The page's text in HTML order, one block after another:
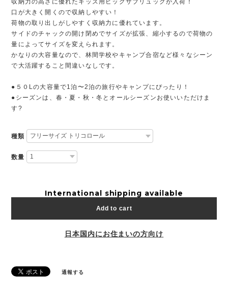
収納力の高さに優れたキッズ用ビッグサブリュックが入荷！
口が大きく開くので収納しやすい！
荷物の取り出しがしやすく収納力に優れています。
サイドのチャックの開け閉めでサイズが拡張、縮小するので荷物の
量によってサイズを変えられます。
かなりの大容量なので、林間学校やキャンプ合宿など様々なシーン
で大活躍すること間違いなしです。
●５０Lの大容量で1泊〜2泊の旅行やキャンプにぴったり！
●シーズンは、春・夏・秋・冬とオールシーズンお使いいただけま
す?
種類
数量
International shipping available
Add to cart
日本国内にお住まいの方向け
通報する